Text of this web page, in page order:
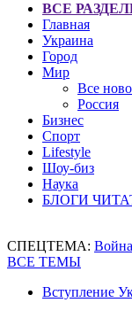
ВСЕ
Главная
Украина
Город
Мир
Все
Россия
Бизнес
Спорт
Lifestyle
Шоу-биз
Наука
БЛОГИ
СПЕЦТЕМА:
ВСЕ ТЕМЫ
Вступление